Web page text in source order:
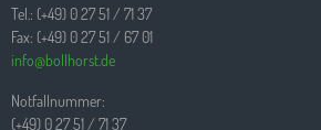
Tel.: (+49) 0 27 51 / 71 37
Fax: (+49) 0 27 51 / 67 01
info@bollhorst.de
Notfallnummer:
(+49) 0 27 51 / 71 37